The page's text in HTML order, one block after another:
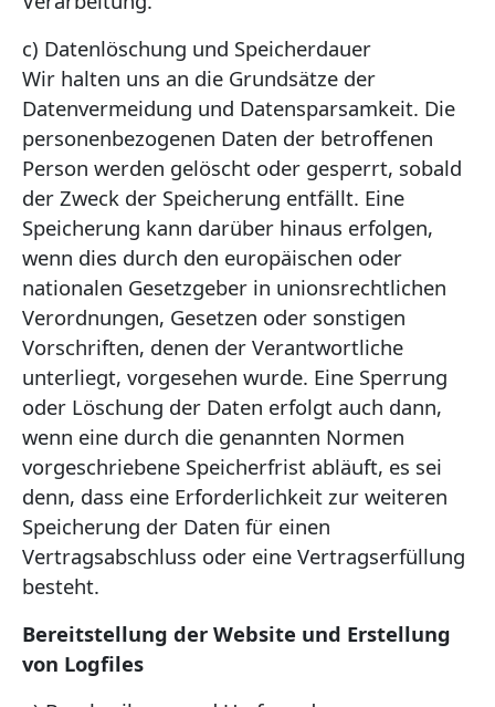
c) Datenlöschung und Speicherdauer
Wir halten uns an die Grundsätze der
Datenvermeidung und Datensparsamkeit. Die
personenbezogenen Daten der betroffenen
Person werden gelöscht oder gesperrt, sobald
der Zweck der Speicherung entfällt. Eine
Speicherung kann darüber hinaus erfolgen,
wenn dies durch den europäischen oder
nationalen Gesetzgeber in unionsrechtlichen
Verordnungen, Gesetzen oder sonstigen
Vorschriften, denen der Verantwortliche
unterliegt, vorgesehen wurde. Eine Sperrung
oder Löschung der Daten erfolgt auch dann,
wenn eine durch die genannten Normen
vorgeschriebene Speicherfrist abläuft, es sei
denn, dass eine Erforderlichkeit zur weiteren
Speicherung der Daten für einen
Vertragsabschluss oder eine Vertragserfüllung
besteht.
Bereitstellung der Website und Erstellung
von Logfiles